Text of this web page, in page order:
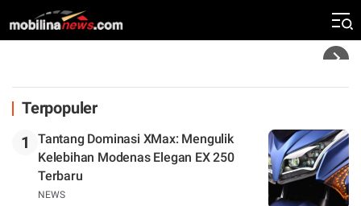
Klasemen
Terpopuler
1
Tantang Dominasi XMax: Mengulik
Kelebihan Modenas Elegan EX 250
Terbaru
NEWS